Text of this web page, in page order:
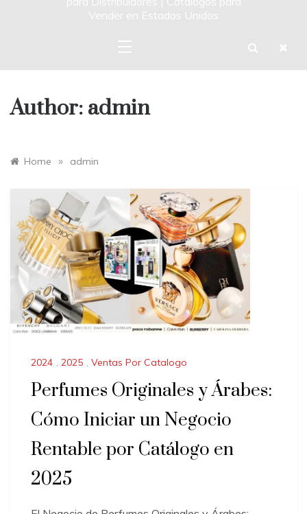
Vender en Estados Unidos
Author: admin
Home » admin
2024 , 2025 , Ventas Por Catalogo
Perfumes Originales y Árabes:
Cómo Iniciar un Negocio
Rentable por Catálogo en
2025